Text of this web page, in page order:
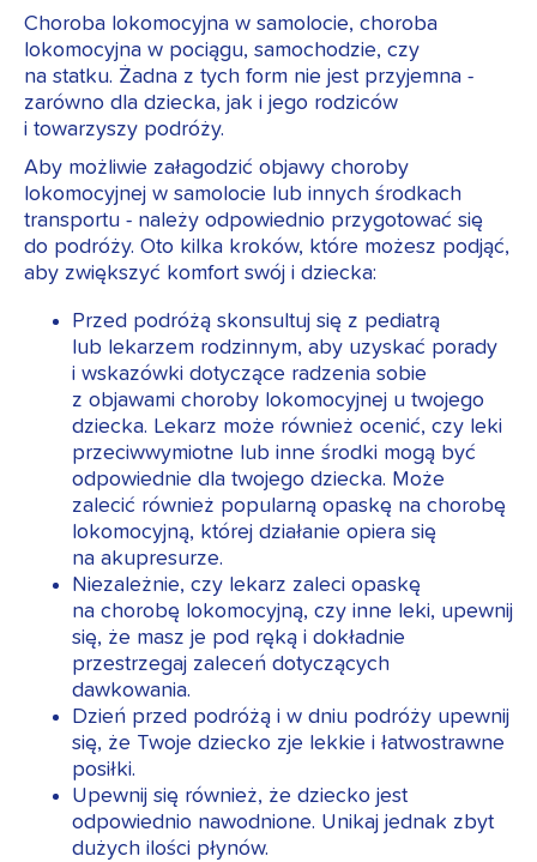
Choroba lokomocyjna w samolocie, choroba
lokomocyjna w pociągu, samochodzie, czy
na statku. Żadna z tych form nie jest przyjemna -
zarówno dla dziecka, jak i jego rodziców
i towarzyszy podróży.
Aby możliwie załagodzić objawy choroby
lokomocyjnej w samolocie lub innych środkach
transportu - należy odpowiednio przygotować się
do podróży. Oto kilka kroków, które możesz podjąć,
aby zwiększyć komfort swój i dziecka:
Przed podróżą skonsultuj się z pediatrą
lub lekarzem rodzinnym, aby uzyskać porady
i wskazówki dotyczące radzenia sobie
z objawami choroby lokomocyjnej u twojego
dziecka. Lekarz może również ocenić, czy leki
przeciwwymiotne lub inne środki mogą być
odpowiednie dla twojego dziecka. Może
zalecić również popularną opaskę na chorobę
lokomocyjną, której działanie opiera się
na akupresurze.
Niezależnie, czy lekarz zaleci opaskę
na chorobę lokomocyjną, czy inne leki, upewnij
się, że masz je pod ręką i dokładnie
przestrzegaj zaleceń dotyczących
dawkowania.
Dzień przed podróżą i w dniu podróży upewnij
się, że Twoje dziecko zje lekkie i łatwostrawne
posiłki.
Upewnij się również, że dziecko jest
odpowiednio nawodnione. Unikaj jednak zbyt
dużych ilości płynów.